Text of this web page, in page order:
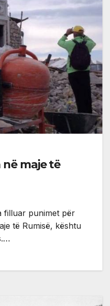
maje të
filluar punimet për
të Rumisë, kështu